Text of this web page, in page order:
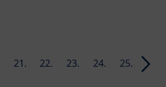
21.
22.
23.
24.
25.
26.